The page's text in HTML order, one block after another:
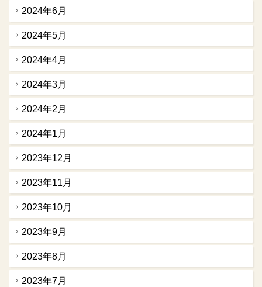
2024年6月
2024年5月
2024年4月
2024年3月
2024年2月
2024年1月
2023年12月
2023年11月
2023年10月
2023年9月
2023年8月
2023年7月